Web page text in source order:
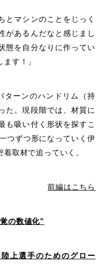
とマシンのことをじっく
があるんだなと感じまし
態を自分なりに作ってい
す！」
ターンのハンドリム（持
た。現段階では、材質に
も吸い付く形状を探すこ
つずつ形になっていく伊
取材で追っていく。
前編はこちら
の数値化”
上選手のためのグロー